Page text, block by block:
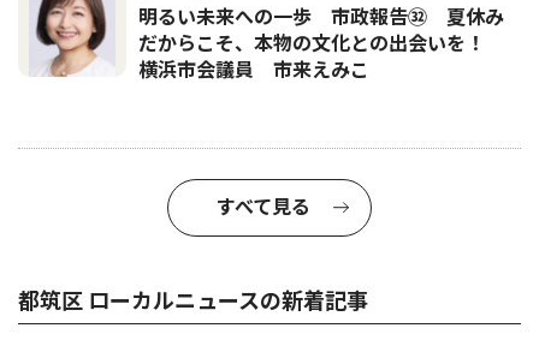
明るい未来への一歩 市政報告㉜ 夏休み
だからこそ、本物の文化との出会いを！
横浜市会議員 市来えみこ
すべて見る
都筑区 ローカルニュースの新着記事